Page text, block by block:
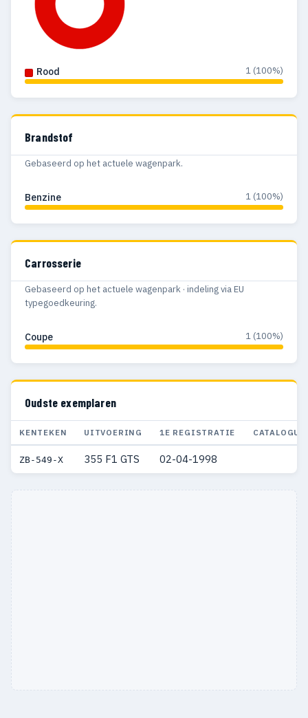
Rood 1 (100%)
Brandstof
Gebaseerd op het actuele wagenpark.
Benzine 1 (100%)
Carrosserie
Gebaseerd op het actuele wagenpark · indeling via EU
typegoedkeuring.
Coupe 1 (100%)
Oudste exemplaren
KENTEKEN UITVOERING 1E REGISTRATIE
ZB-549-X 355 F1 GTS 02-04-1998